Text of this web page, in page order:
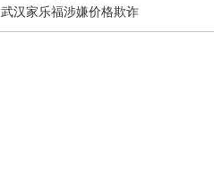
武汉家乐福涉嫌价格欺诈